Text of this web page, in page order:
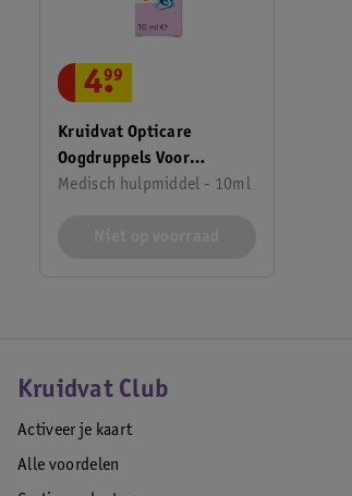
Kruidvat Opticare
Oogdruppels Voor
Gevoelige Ogen
Medisch hulpmiddel - 10ml
4.
99
Kruidvat Club
Activeer je kaart
Alle voordelen